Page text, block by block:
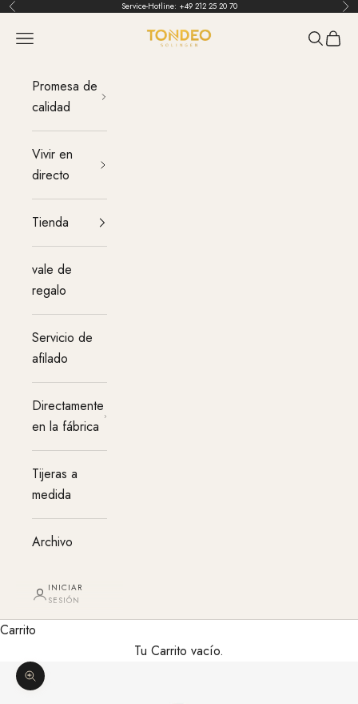
Ir al contenido
Atrás Service-Hotline: +49 212 25 20 70
TONDEO
Menú Buscar
Promesa de
calidad
Vivir en
directo
Tienda
vale de
regalo
Servicio de
afilado
Directamente
en la fábrica
Tijeras a
medida
Archivo
INICIAR
SESIÓN
Carrito
Tu Carrito vacío.
Agrandar imagen